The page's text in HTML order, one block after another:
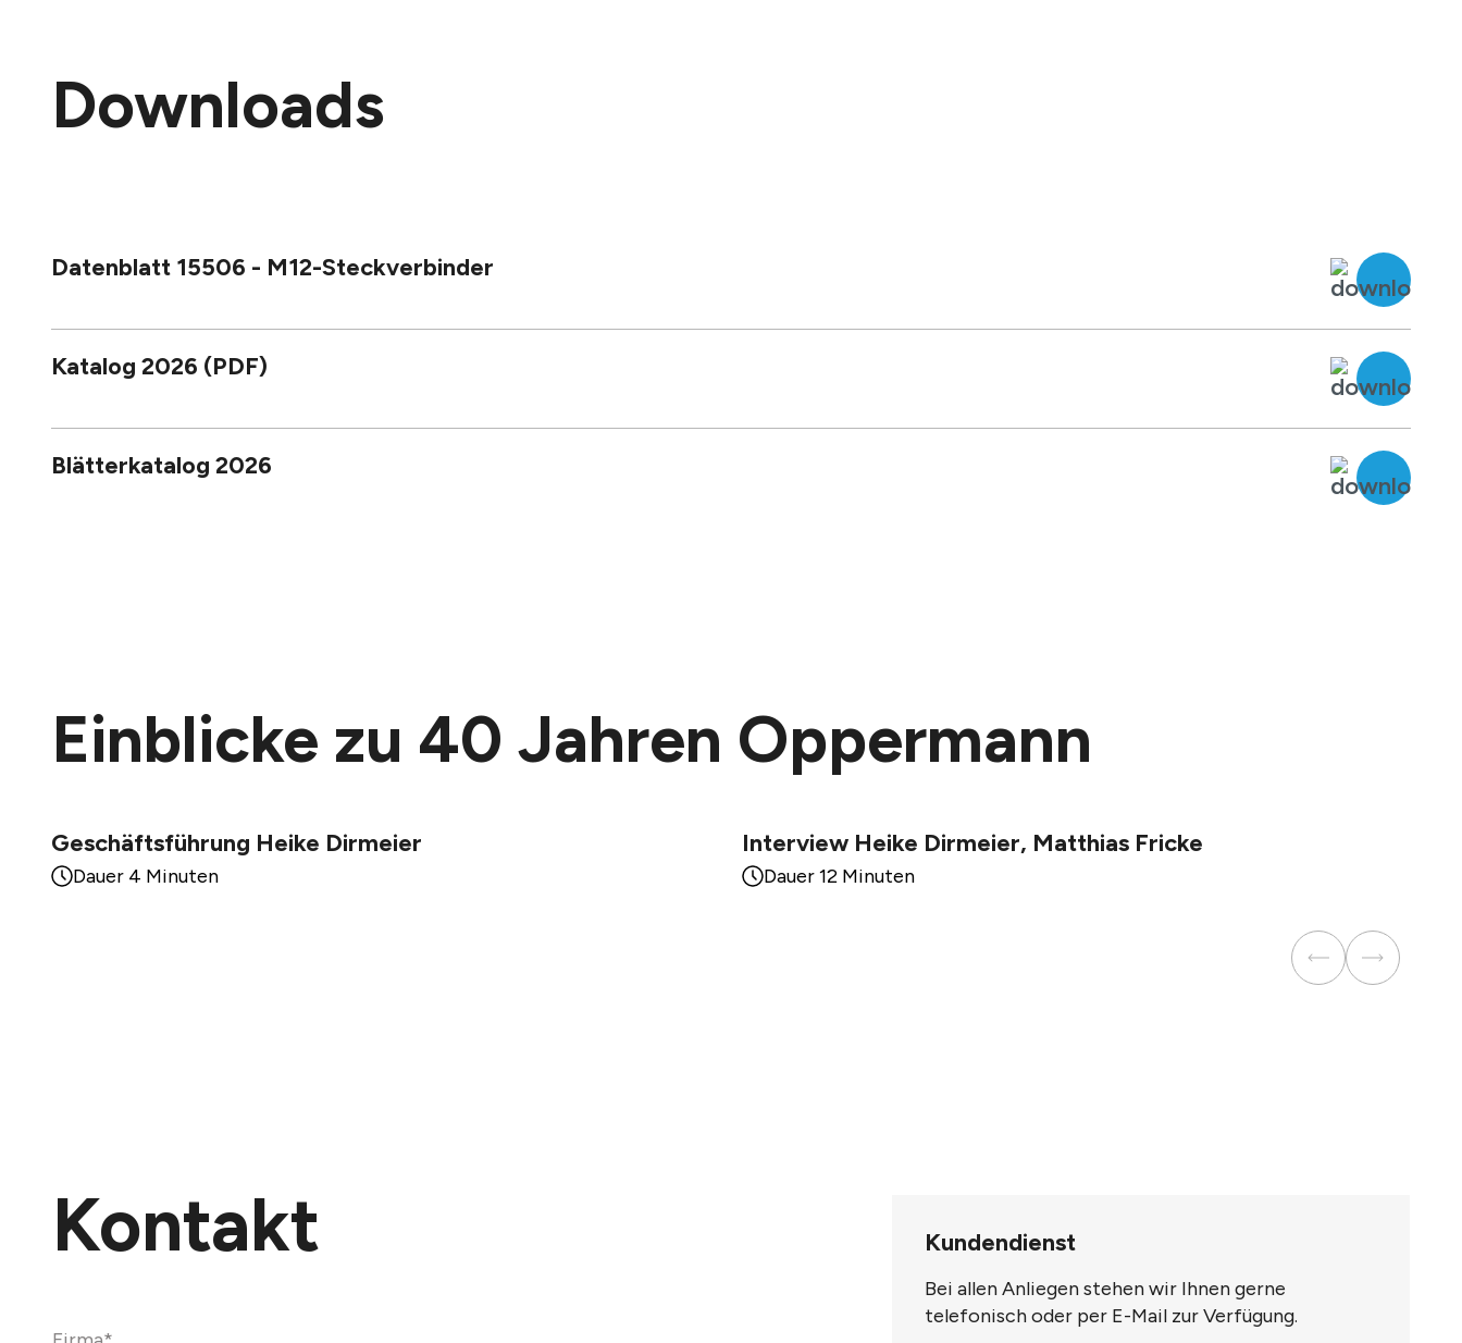
Downloads
Datenblatt 15506 - M12-Steckverbinder
Katalog 2026 (PDF)
Blätterkatalog 2026
Einblicke zu 40 Jahren Oppermann
Geschäftsführung Heike Dirmeier
Dauer 4 Minuten
Interview Heike Dirmeier, Matthias Fricke
Dauer 12 Minuten
Kontakt Kundendienst
Bei allen Anliegen stehen wir Ihnen gerne
telefonisch oder per E-Mail zur Verfügung.